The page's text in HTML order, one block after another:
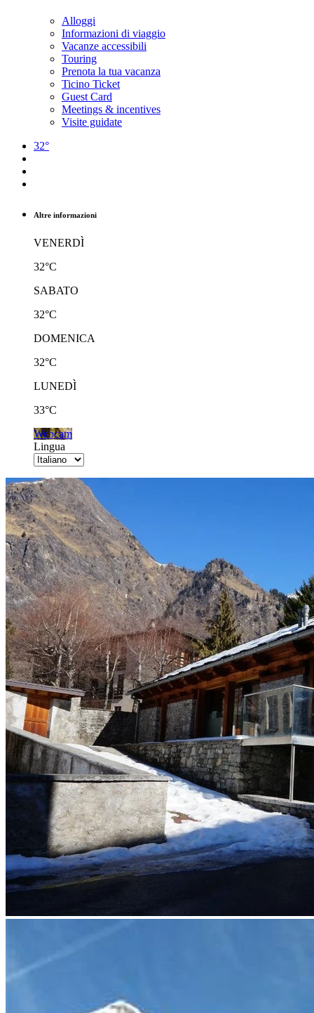
Alloggi
Informazioni di viaggio
Vacanze accessibili
Touring
Prenota la tua vacanza
Ticino Ticket
Guest Card
Meetings & incentives
Visite guidate
32°
Altre informazioni
VENERDÌ
32°C
SABATO
32°C
DOMENICA
32°C
LUNEDÌ
33°C
Webcam
Lingua